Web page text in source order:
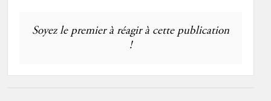
Soyez le premier à réagir à cette publication
!